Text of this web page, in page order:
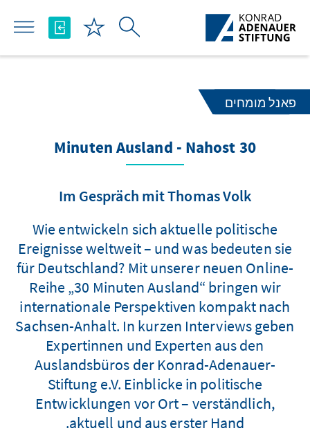
Skip to Main Content
פאנל מומחים
30 Minuten Ausland - Nahost
Im Gespräch mit Thomas Volk
Wie entwickeln sich aktuelle politische
Ereignisse weltweit – und was bedeuten sie
für Deutschland? Mit unserer neuen Online-
Reihe „30 Minuten Ausland“ bringen wir
internationale Perspektiven kompakt nach
Sachsen-Anhalt. In kurzen Interviews geben
Expertinnen und Experten aus den
Auslandsbüros der Konrad-Adenauer-
Stiftung e.V. Einblicke in politische
Entwicklungen vor Ort – verständlich,
aktuell und aus erster Hand.